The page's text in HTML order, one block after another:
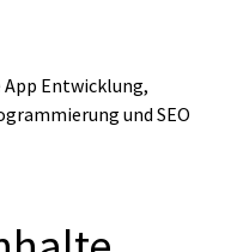
Entwicklung,
und SEO